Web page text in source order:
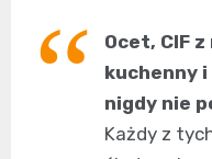
Ocet, CIF
kuchenny
nigdy nie
Każdy z